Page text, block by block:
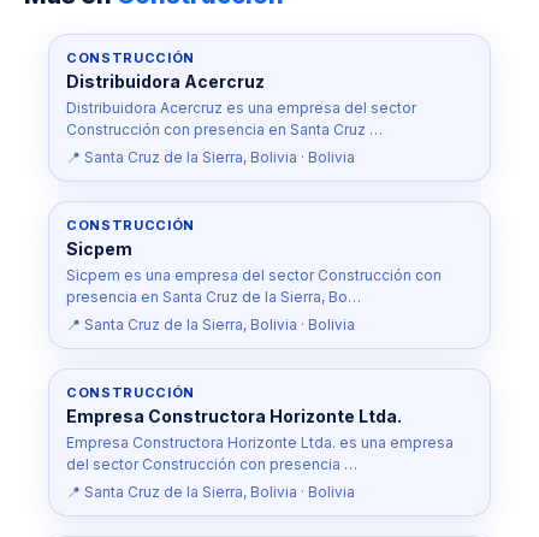
CONSTRUCCIÓN
Distribuidora Acercruz
Distribuidora Acercruz es una empresa del sector
Construcción con presencia en Santa Cruz …
📍 Santa Cruz de la Sierra, Bolivia · Bolivia
CONSTRUCCIÓN
Sicpem
Sicpem es una empresa del sector Construcción con
presencia en Santa Cruz de la Sierra, Bo…
📍 Santa Cruz de la Sierra, Bolivia · Bolivia
CONSTRUCCIÓN
Empresa Constructora Horizonte Ltda.
Empresa Constructora Horizonte Ltda. es una empresa
del sector Construcción con presencia …
📍 Santa Cruz de la Sierra, Bolivia · Bolivia